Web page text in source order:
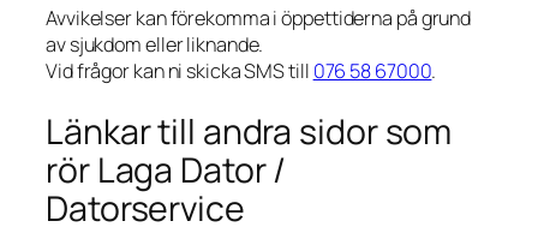
Avvikelser kan förekomma i öppettiderna på grund
av sjukdom eller liknande.
Vid frågor kan ni skicka SMS till 076 58 67000.
Länkar till andra sidor som
rör Laga Dator /
Datorservice